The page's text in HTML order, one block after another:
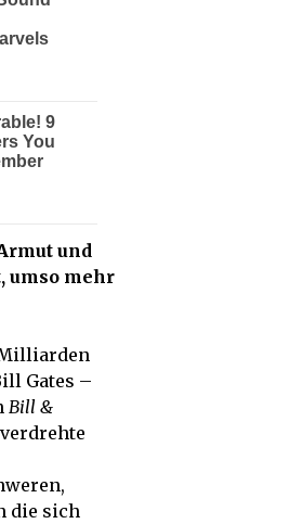
und
umso mehr
Gates –
Bill &
die sich